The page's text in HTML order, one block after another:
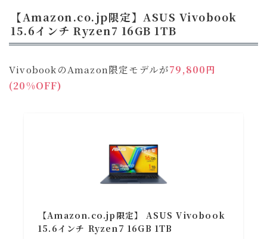
【Amazon.co.jp限定】ASUS Vivobook
15.6インチ Ryzen7 16GB 1TB
VivobookのAmazon限定モデルが79,800円
(20%OFF)
【Amazon.co.jp限定】 ASUS Vivobook
15.6インチ Ryzen7 16GB 1TB